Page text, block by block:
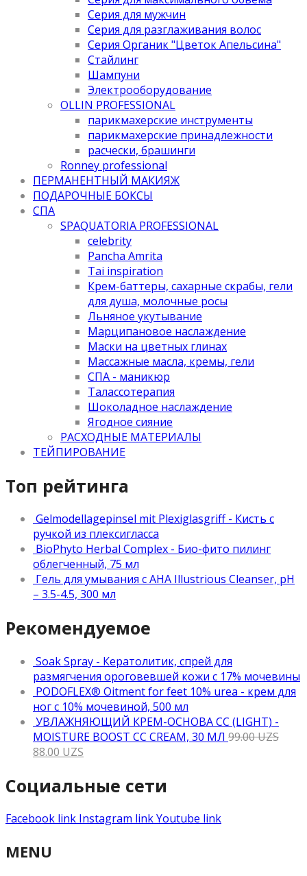
Серия для мужчин
Серия для разглаживания волос
Серия Органик "Цветок Апельсина"
Стайлинг
Шампуни
Электрооборудование
OLLIN PROFESSIONAL
парикмахерские инструменты
парикмахерские принадлежности
расчески, брашинги
Ronney professional
ПЕРМАНЕНТНЫЙ МАКИЯЖ
ПОДАРОЧНЫЕ БОКСЫ
СПА
SPAQUATORIA PROFESSIONAL
celebrity
Pancha Amrita
Tai inspiration
Крем-баттеры, сахарные скрабы, гели
для душа, молочные росы
Льняное укутывание
Марципановое наслаждение
Маски на цветных глинах
Массажные масла, кремы, гели
СПА - маникюр
Талассотерапия
Шоколадное наслаждение
Ягодное сияние
РАСХОДНЫЕ МАТЕРИАЛЫ
ТЕЙПИРОВАНИЕ
Топ рейтинга
Gelmodellagepinsel mit Plexiglasgriff - Кисть с
ручкой из плексигласса
BioPhyto Herbal Complex - Био-фито пилинг
облегченный, 75 мл
Гель для умывания с АНА Illustrious Cleanser, рН
– 3.5-4.5, 300 мл
Рекомендуемое
Soak Spray - Кератолитик, спрей для
размягчения ороговевшей кожи с 17% мочевины
PODOFLEX® Oitment for feet 10% urea - крем для
ног с 10% мочевиной, 500 мл
УВЛАЖНЯЮЩИЙ КРЕМ-ОСНОВА CC (LIGHT) -
MOISTURE BOOST CC CREAM, 30 МЛ 99.00UZS
88.00 UZS
Социальные сети
Facebook link Instagram linkYoutube link
MENU